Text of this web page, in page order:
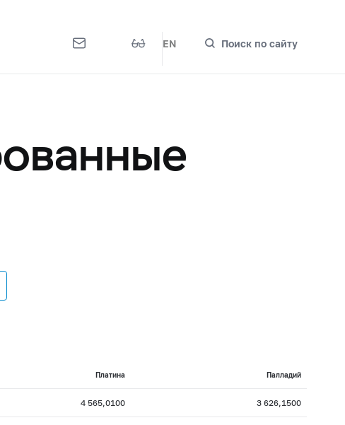
EN Поиск по сайту
Платина Палладий
4 565,0100 3 626,1500